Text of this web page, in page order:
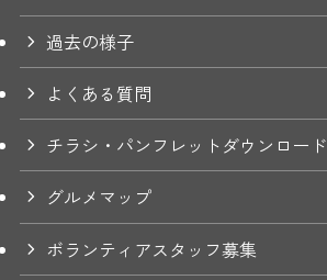
過去の様子
よくある質問
チラシ・パンフレットダウンロード
グルメマップ
ボランティアスタッフ募集